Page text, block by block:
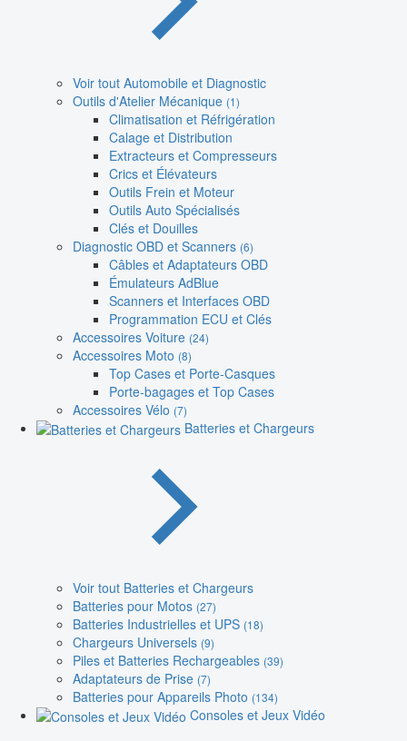
Voir tout Automobile et Diagnostic
Outils d'Atelier Mécanique (1)
Climatisation et Réfrigération
Calage et Distribution
Extracteurs et Compresseurs
Crics et Élévateurs
Outils Frein et Moteur
Outils Auto Spécialisés
Clés et Douilles
Diagnostic OBD et Scanners (6)
Câbles et Adaptateurs OBD
Émulateurs AdBlue
Scanners et Interfaces OBD
Programmation ECU et Clés
Accessoires Voiture (24)
Accessoires Moto (8)
Top Cases et Porte-Casques
Porte-bagages et Top Cases
Accessoires Vélo (7)
Batteries et Chargeurs
Voir tout Batteries et Chargeurs
Batteries pour Motos (27)
Batteries Industrielles et UPS (18)
Chargeurs Universels (9)
Piles et Batteries Rechargeables (39)
Adaptateurs de Prise (7)
Batteries pour Appareils Photo (134)
Consoles et Jeux Vidéo